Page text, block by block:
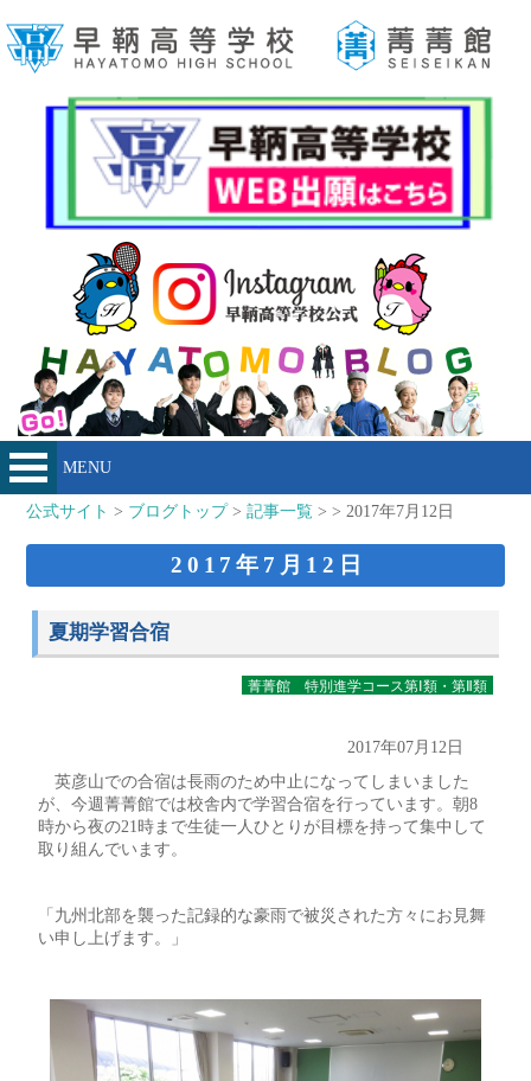
MENU
公式サイト > ブログトップ>記事一覧 > > 2017年7月12日
2017年7月12日
夏期学習合宿
菁菁館 特別進学コース第Ⅰ類・第Ⅱ類
2017年07月12日
英彦山での合宿は長雨のため中止になってしまいました
が、今週菁菁館では校舎内で学習合宿を行っています。朝8
時から夜の21時まで生徒一人ひとりが目標を持って集中して
取り組んでいます。
「九州北部を襲った記録的な豪雨で被災された方々にお見舞
い申し上げます。」